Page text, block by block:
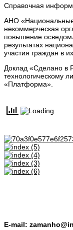
Справочная
АНО
некоммерческая
повышение
результатах
участия граждан в
Доклад «Сделано в
технологическому
«Платформа».
E-mail: